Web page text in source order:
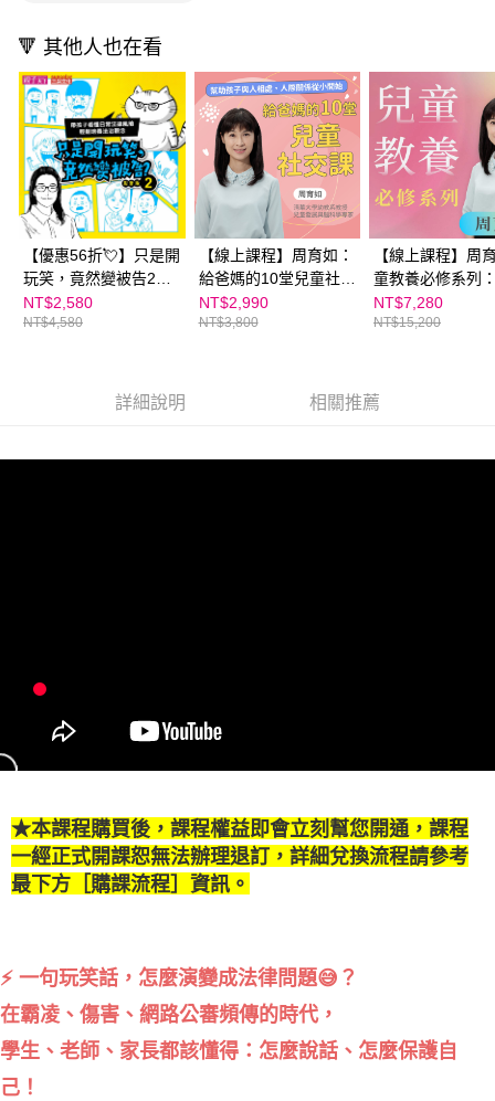
🔻 其他人也在看
【優惠56折💘】只是開
玩笑，竟然變被告2：
帶孩子看懂生活中的法
律風險，輕鬆養成法治
NT$2,580
NT$4,580
【線上課程】周育如：
給爸媽的10堂兒童社交
課｜親子天下線上學校
NT$2,990
NT$3,800
【線上課程】周
童教養必修系列
力ｘ社交力ｘ閱
課業力｜親子天
NT$7,280
NT$15,200
詳細說明 相關推薦
★本課程購買後，課程權益即會立刻幫您開通，課程
一經正式開課恕無法辦理退訂，詳細兌換流程請參考
最下方［購課流程］資訊。
⚡ 一句玩笑話，怎麼演變成法律問題😅？
在霸凌、傷害、網路公審頻傳的時代，
學生、老師、家長都該懂得：怎麼說話、怎麼保護自
己！